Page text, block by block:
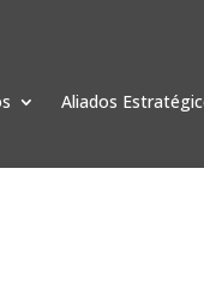
Aliados